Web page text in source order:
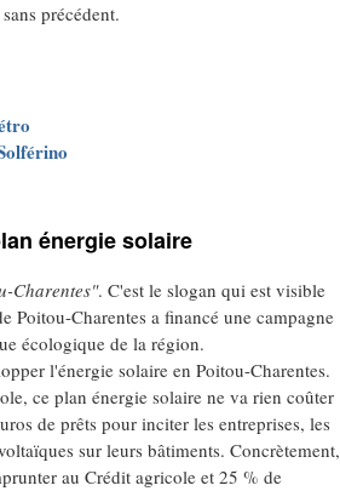
précédent.
énergie solaire
Charentes". C'est le slogan qui est visible
Poitou-Charentes a financé une campagne
écologique de la région.
l'énergie solaire en Poitou-Charentes.
ce plan énergie solaire ne va rien coûter
de prêts pour inciter les entreprises, les
sur leurs bâtiments. Concrètement,
au Crédit agricole et 25 % de